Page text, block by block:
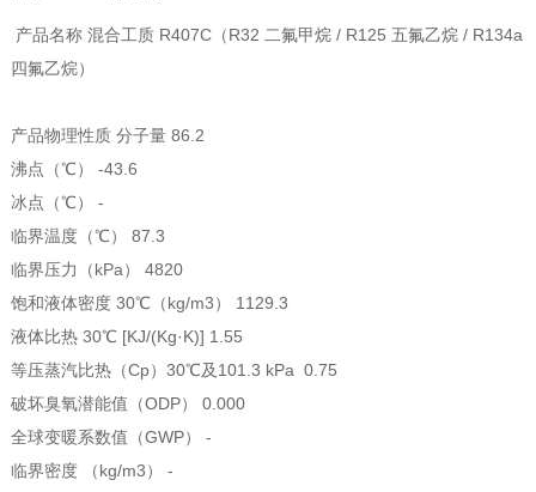
产品名称 混合工质 R407C（R32 二氟甲烷 / R125 五氟乙烷 / R134a
四氟乙烷）
产品物理性质 分子量 86.2
沸点（℃） -43.6
冰点（℃） -
临界温度（℃） 87.3
临界压力（kPa） 4820
饱和液体密度 30℃（kg/m3） 1129.3
液体比热 30℃ [KJ/(Kg·K)] 1.55
等压蒸汽比热（Cp）30℃及101.3 kPa 0.75
破坏臭氧潜能值（ODP） 0.000
全球变暖系数值（GWP） -
临界密度 （kg/m3） -